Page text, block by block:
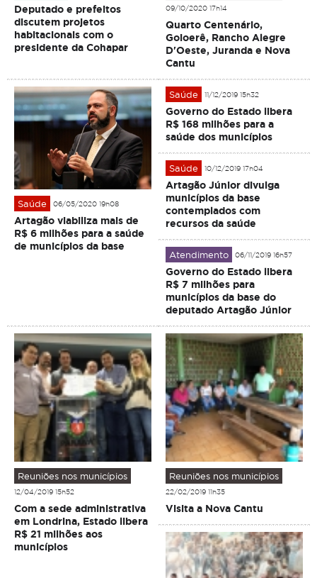
Deputado e prefeitos
discutem projetos
habitacionais com o
presidente da Cohapar
09/10/2020 17h14
Quarto Centenário,
Goioerê, Rancho Alegre
D'Oeste, Juranda e Nova
Cantu
Saúde 06/05/2020 19h08
Artagão viabiliza mais de
R$ 6 milhões para a saúde
de municípios da base
Saúde 11/12/2019 15h32
Governo do Estado libera
R$ 168 milhões para a
saúde dos municípios
Saúde 10/12/2019 17h04
Artagão Júnior divulga
municípios da base
contemplados com
recursos da saúde
Atendimento 06/11/2019 16h57
Governo do Estado libera
R$ 7 milhões para
municípios da base do
deputado Artagão Júnior
Reuniões nos municípios
12/04/2019 15h52
Com a sede administrativa
em Londrina, Estado libera
R$ 21 milhões aos
municípios
Reuniões nos municípios
22/02/2019 11h35
Visita a Nova Cantu